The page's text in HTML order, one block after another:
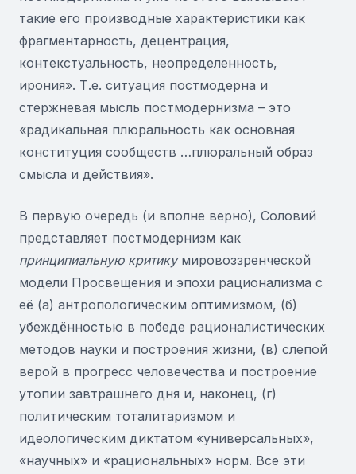
такие его производные характеристики как
фрагментарность, децентрация,
контекстуальность, неопределенность,
ирония». Т.е. ситуация постмодерна и
стержневая мысль постмодернизма – это
«радикальная плюральность как основная
конституция сообществ …плюральный образ
смысла и действия».
В первую очередь (и вполне верно), Соловий
представляет постмодернизм как
принципиальную критикумировоззренческой
модели Просвещения и эпохи рационализма с
её (а) антропологическим оптимизмом, (б)
убеждённостью в победе рационалистических
методов науки и построения жизни, (в) слепой
верой в прогресс человечества и построение
утопии завтрашнего дня и, наконец, (г)
политическим тоталитаризмом и
идеологическим диктатом «универсальных»,
«научных» и «рациональных» норм. Все эти